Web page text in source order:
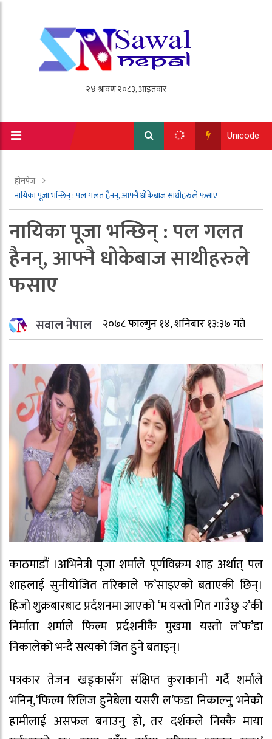
Unicode
होमपेज
नायिका पूजा भन्छिन् : पल गलत हैनन्, आफ्नै धोकेबाज साथीहरुले फसाए
नायिका पूजा भन्छिन् : पल गलत
हैनन्, आफ्नै धोकेबाज साथीहरुले
फसाए
सवाल नेपाल २०७८ फाल्गुन १४, शनिबार १३:३७ गते
काठमाडौं ।अभिनेत्री पूजा शर्माले पूर्णविक्रम शाह अर्थात् पल
शाहलाई सुनीयोजित तरिकाले फ’साइएको बताएकी छिन्।
हिजो शुक्रबारबाट प्रर्दशनमा आएको ‘म यस्तो गित गाउँछु २’की
निर्माता शर्माले फिल्म प्रर्दशनीकै मुखमा यस्तो ल’फ’डा
निकालेको भन्दै सत्यको जित हुने बताइन्।
पत्रकार तेजन खड्कासँग संक्षिप्त कुराकानी गर्दै शर्माले
भनिन्,‘फिल्म रिलिज हुनेबेला यसरी ल’फडा निकाल्नु भनेको
हामीलाई असफल बनाउनु हो, तर दर्शकले निक्कै माया